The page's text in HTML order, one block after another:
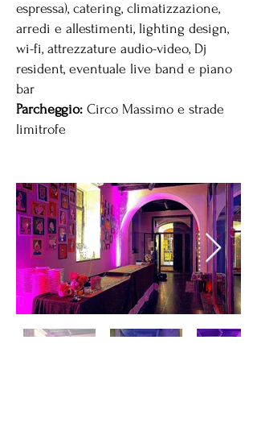
espressa), catering, climatizzazione,
arredi e allestimenti, lighting design,
wi-fi, attrezzature audio-video, Dj
resident, eventuale live band e piano
bar
Parcheggio: Circo Massimo e strade
limitrofe